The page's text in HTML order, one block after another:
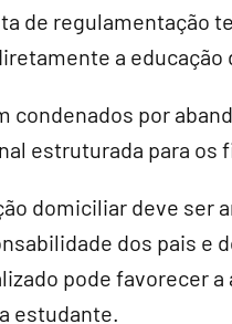
de regulamentação
a educação
condenados por
estruturada para os
domiciliar deve ser
dos pais e
pode favorecer a
estudante.